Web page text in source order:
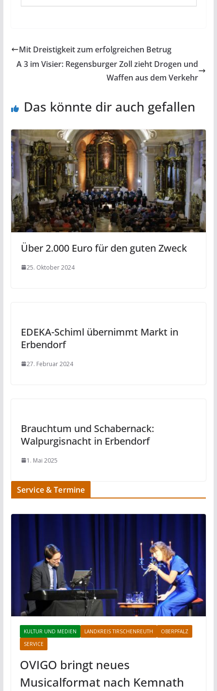
Mit Dreistigkeit zum erfolgreichen Betrug
A 3 im Visier: Regensburger Zoll zieht Drogen und
Waffen aus dem Verkehr
Das könnte dir auch gefallen
Über 2.000 Euro für den guten Zweck
25. Oktober 2024
EDEKA-Schiml übernimmt Markt in
Erbendorf
27. Februar 2024
Brauchtum und Schabernack:
Walpurgisnacht in Erbendorf
1. Mai 2025
Service & Termine
KULTUR UND MEDIEN LANDKREIS TIRSCHENREUTH
OBERPFALZ
SERVICE
OVIGO bringt neues
Musicalformat nach Kemnath